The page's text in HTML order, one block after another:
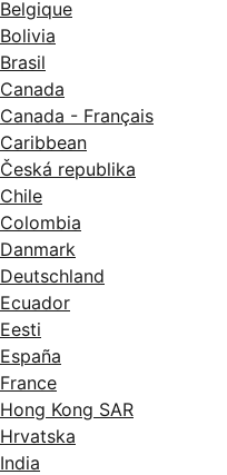
Belgique
Bolivia
Brasil
Canada
Canada - Français
Caribbean
Česká republika
Chile
Colombia
Danmark
Deutschland
Ecuador
Eesti
España
France
Hong Kong SAR
Hrvatska
India